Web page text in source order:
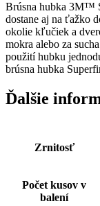
Brúsna hubka 3M™
dostane aj na ťažko
okolie kľučiek a
mokra alebo za
použití hubku
brúsna hubka
Ďalšie
Zrnitosť
Počet kusov v
balení